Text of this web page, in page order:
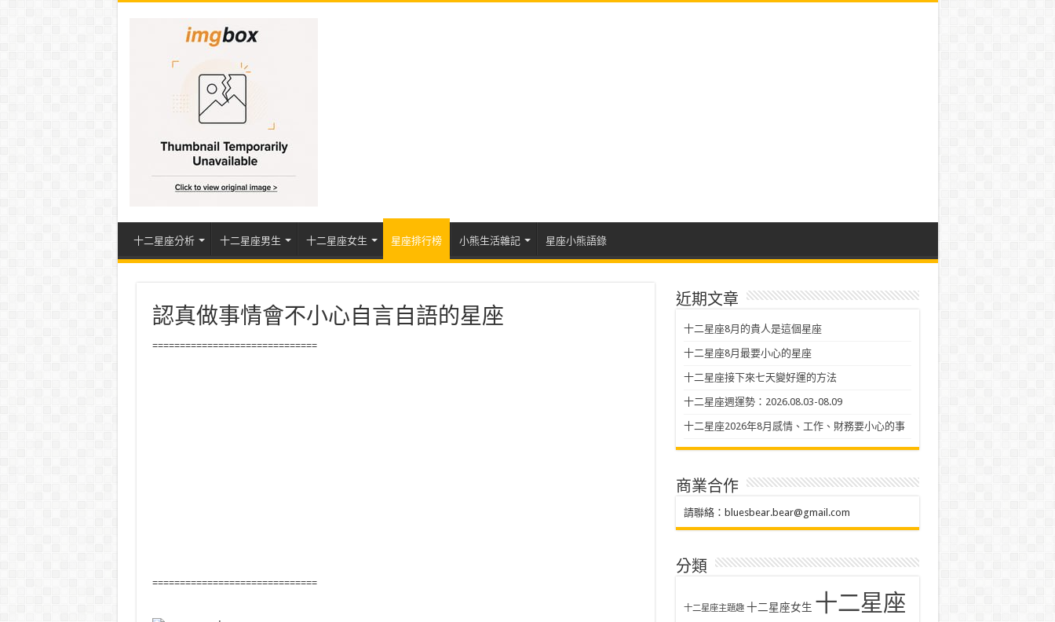
十二星座分析 十二星座男生 十二星座女生 星座排行榜 小熊生活雜記 星座小熊語錄
認真做事情會不小心自言自語的星座
==============================
==============================
近期文章
十二星座8月的貴人是這個星座
十二星座8月最要小心的星座
十二星座接下來七天變好運的方法
十二星座週運勢：2026.08.03-08.09
十二星座2026年8月感情、工作、財務要小心的事
商業合作
請聯絡： bluesbear.bear@gmail.com
分類
十二星座主題趣 十二星座女生 十二星座